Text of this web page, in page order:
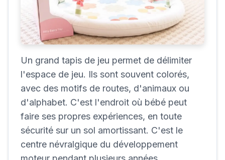
Un grand tapis de jeu permet de délimiter
l'espace de jeu. Ils sont souvent colorés,
avec des motifs de routes, d'animaux ou
d'alphabet. C'est l'endroit où bébé peut
faire ses propres expériences, en toute
sécurité sur un sol amortissant. C'est le
centre névralgique du développement